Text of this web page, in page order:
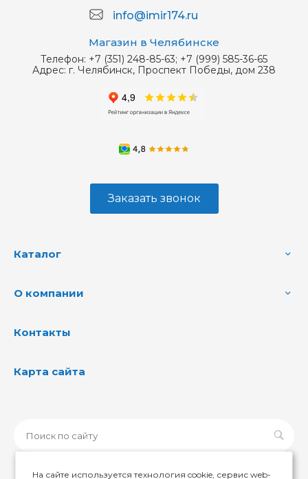
info@imir174.ru
Магазин в Челябинске
Телефон: +7 (351) 248-85-63; +7 (999) 585-36-65
Адрес: г. Челябинск, Проспект Победы, дом 238
Заказать звонок
Каталог
О компании
Контакты
Карта сайта
На сайте используется технология cookie, сервис web-